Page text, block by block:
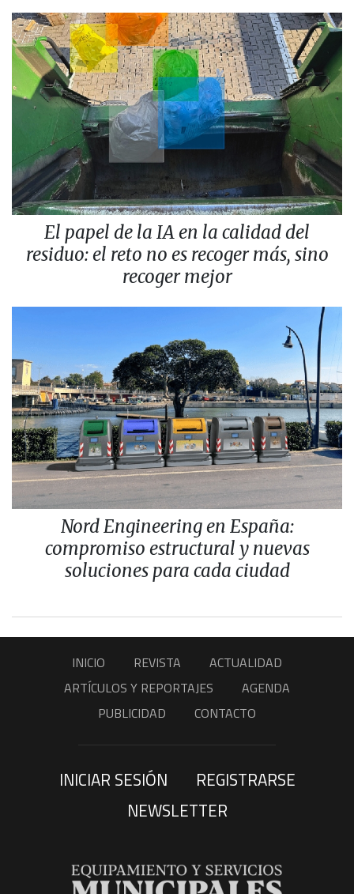
El papel de la IA en la calidad del
residuo: el reto no es recoger más, sino
recoger mejor
Nord Engineering en España:
compromiso estructural y nuevas
soluciones para cada ciudad
INICIO REVISTA
ACTUALIDAD
ARTÍCULOS Y REPORTAJES
AGENDA
PUBLICIDAD
CONTACTO
INICIAR SESIÓN
REGISTRARSE
NEWSLETTER